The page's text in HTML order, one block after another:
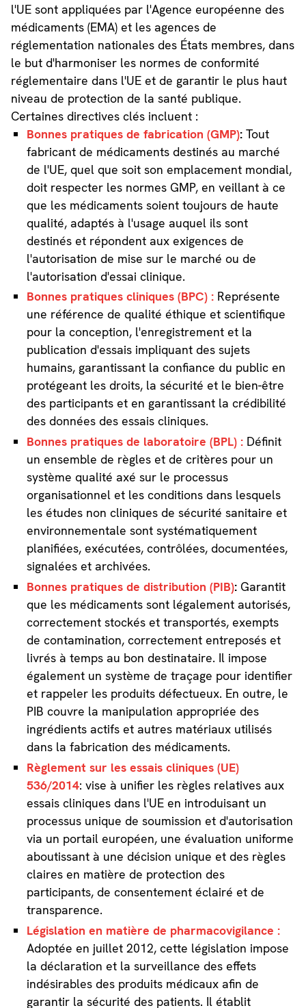
l'UE sont appliquées par l'Agence européenne des
médicaments (EMA) et les agences de
réglementation nationales des États membres, dans
le but d'harmoniser les normes de conformité
réglementaire dans l'UE et de garantir le plus haut
niveau de protection de la santé publique.
Certaines directives clés incluent :
Bonnes pratiques de fabrication (GMP): Tout
fabricant de médicaments destinés au marché
de l'UE, quel que soit son emplacement mondial,
doit respecter les normes GMP, en veillant à ce
que les médicaments soient toujours de haute
qualité, adaptés à l'usage auquel ils sont
destinés et répondent aux exigences de
l'autorisation de mise sur le marché ou de
l'autorisation d'essai clinique.
Bonnes pratiques cliniques (BPC) : Représente
une référence de qualité éthique et scientifique
pour la conception, l'enregistrement et la
publication d'essais impliquant des sujets
humains, garantissant la confiance du public en
protégeant les droits, la sécurité et le bien-être
des participants et en garantissant la crédibilité
des données des essais cliniques.
Bonnes pratiques de laboratoire (BPL) : Définit
un ensemble de règles et de critères pour un
système qualité axé sur le processus
organisationnel et les conditions dans lesquels
les études non cliniques de sécurité sanitaire et
environnementale sont systématiquement
planifiées, exécutées, contrôlées, documentées,
signalées et archivées.
Bonnes pratiques de distribution (PIB): Garantit
que les médicaments sont légalement autorisés,
correctement stockés et transportés, exempts
de contamination, correctement entreposés et
livrés à temps au bon destinataire. Il impose
également un système de traçage pour identifier
et rappeler les produits défectueux. En outre, le
PIB couvre la manipulation appropriée des
ingrédients actifs et autres matériaux utilisés
dans la fabrication des médicaments.
Règlement sur les essais cliniques (UE)
536/2014: vise à unifier les règles relatives aux
essais cliniques dans l'UE en introduisant un
processus unique de soumission et d'autorisation
via un portail européen, une évaluation uniforme
aboutissant à une décision unique et des règles
claires en matière de protection des
participants, de consentement éclairé et de
transparence.
Législation en matière de pharmacovigilance :
Adoptée en juillet 2012, cette législation impose
la déclaration et la surveillance des effets
indésirables des produits médicaux afin de
garantir la sécurité des patients. Il établit